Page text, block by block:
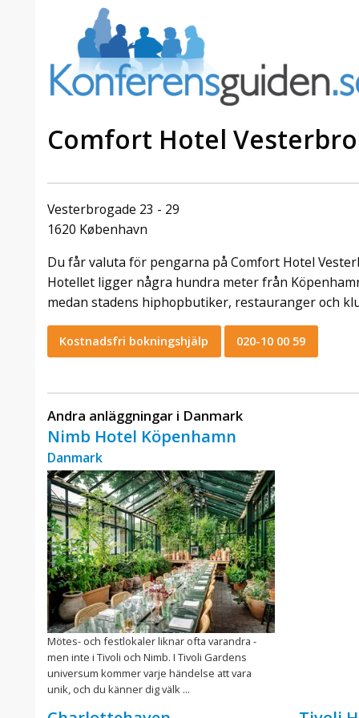
Comfort Hotel
Vesterbrogade 23 - 29
1620 København
Du får valuta för pengarna på Comfort Hotel
Hotellet ligger några hundra meter från
medan stadens hiphopbutiker, restauranger och
Kostnadsfri bokningshjälp 020-10 00 59
Andra anläggningar i Danmark
Nimb Hotel Köpenhamn
Danmark
Mötes- och festlokaler liknar ofta varandra -
men inte i Tivoli och Nimb. I Tivoli Gardens
universum kommer varje händelse att vara
unik, och du känner dig välk ...
av att
Stockholm Hotel
Julerbjudande
2026 hos oss. Mellan den 23
november och 19 december
förvandlar vi våra lokaler till en
stämningsfull mötesplats där
hantverk, tradi ...